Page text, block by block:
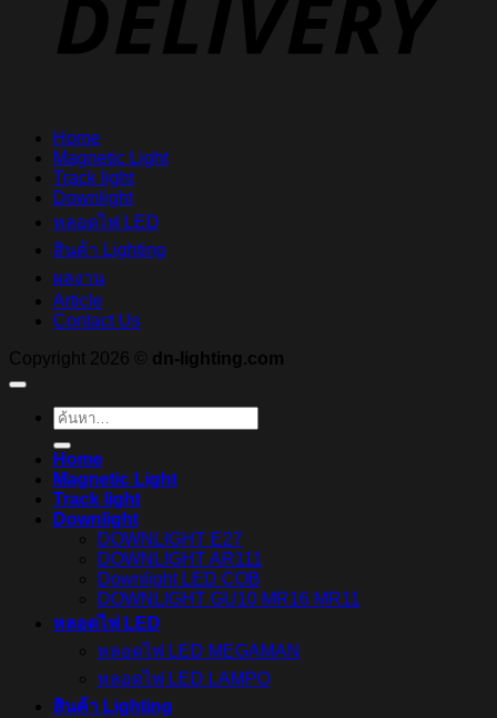
Home
Magnetic Light
Track light
Downlight
หลอดไฟ LED
สินค้า Lighting
ผลงาน
Article
Contact Us
Copyright 2026 © dn-lighting.com
ค้นหา:
Home
Magnetic Light
Track light
Downlight
DOWNLIGHT E27
DOWNLIGHT AR111
Downlight LED COB
DOWNLIGHT GU10 MR16 MR11
หลอดไฟ LED
หลอดไฟ LED MEGAMAN
หลอดไฟ LED LAMPO
สินค้า Lighting